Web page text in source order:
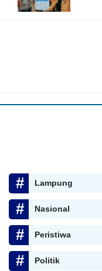
Lampung
Nasional
Peristiwa
Politik